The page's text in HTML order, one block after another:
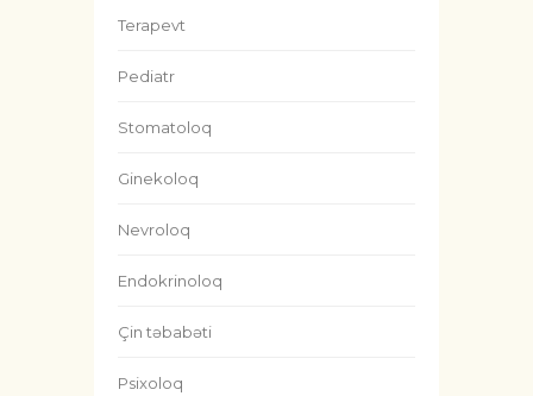
Terapevt
Pediatr
Stomatoloq
Ginekoloq
Nevroloq
Endokrinoloq
Çin təbabəti
Psixoloq